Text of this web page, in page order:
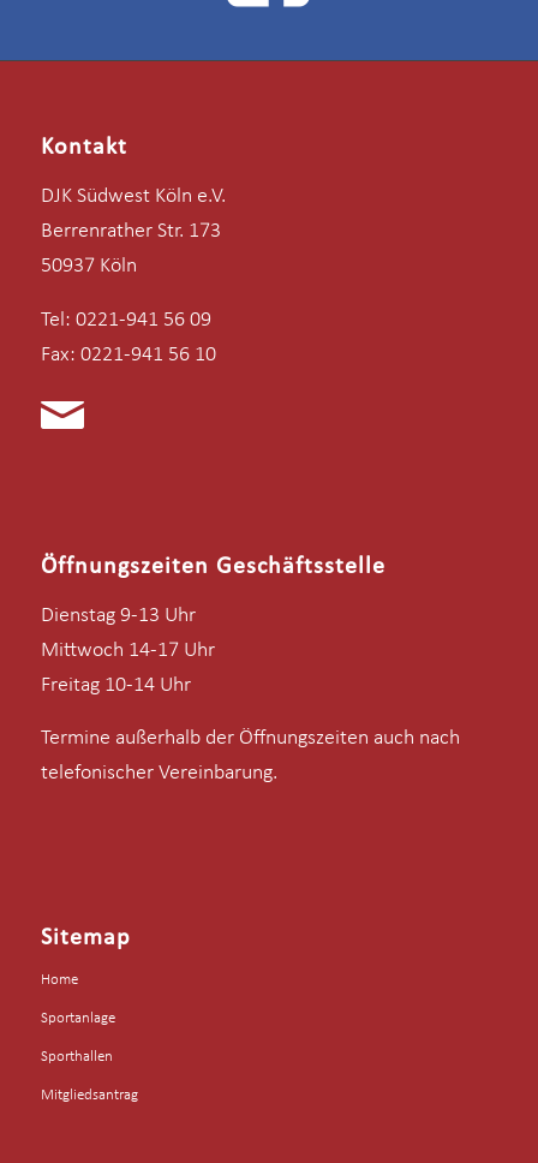
Kontakt
DJK Südwest Köln e.V.
Berrenrather Str. 173
50937 Köln
Tel: 0221-941 56 09
Fax: 0221-941 56 10
Öffnungszeiten Geschäftsstelle
Dienstag 9-13 Uhr
Mittwoch 14-17 Uhr
Freitag 10-14 Uhr
Termine außerhalb der Öffnungszeiten auch nach
telefonischer Vereinbarung.
Sitemap
Home
Sportanlage
Sporthallen
Mitgliedsantrag